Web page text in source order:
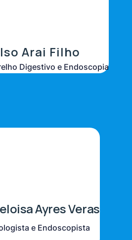
Arai Filho
Digestivo e Endoscopia
Ayres Veras
e Endoscopista